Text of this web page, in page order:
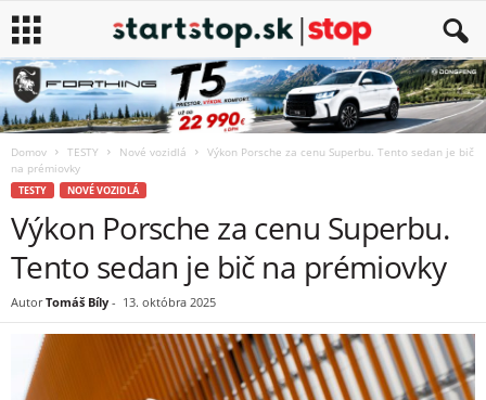
Domov TESTY Nové vozidlá
Výkon Porsche za cenu Superbu. Tento sedan je bič
na prémiovky
TESTY NOVÉ VOZIDLÁ
Výkon Porsche za cenu Superbu.
Tento sedan je bič na prémiovky
Autor Tomáš Bíly - 13. októbra 2025